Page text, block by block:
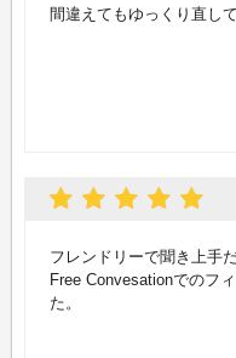
間違えてもゆっくり直し
フレンドリーで聞き上手
Free Convesationでのフ
た。